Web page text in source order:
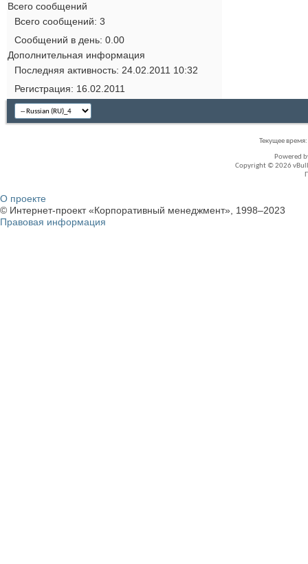
Всего сообщений
Всего сообщений 3
Сообщений в день 0.00
Дополнительная информация
Последняя активность 24.02.2011 10:32
Регистрация
16.02.2011
Текущее время:
Powered
Copyright © 2026
О проекте
© Интернет-проект «Корпоративный менеджмент», 1998–2023
Правовая информация